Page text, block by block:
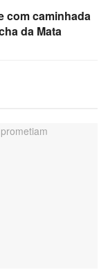
com caminhada
da Mata